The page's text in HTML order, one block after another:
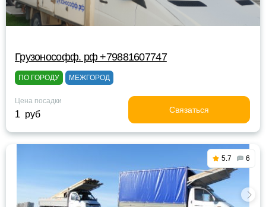
Грузонософф. рф +79881607747
ПО ГОРОДУ МЕЖГОРОД
Цена посадки
1 руб Связаться
5.7 6